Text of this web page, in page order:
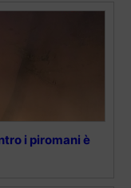
i piromani è